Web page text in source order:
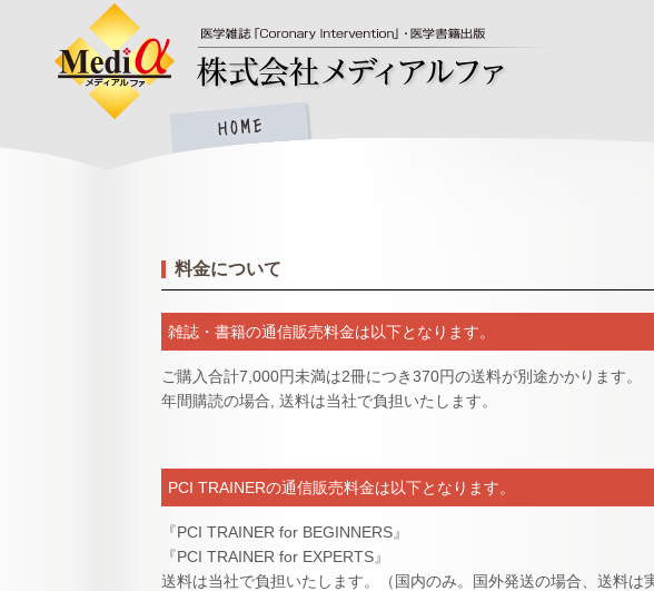
料金について
雑誌・書籍の通信販売料金は以下となります。
ご購入合計7,000円未満は2冊につき370円の送料が別途かかります。
年間購読の場合, 送料は当社で負担いたします。
PCI TRAINERの通信販売料金は以下となります。
『PCI TRAINER for BEGINNERS』
『PCI TRAINER for EXPERTS』
送料は当社で負担いたします。（国内のみ。国外発送の場合、送料は